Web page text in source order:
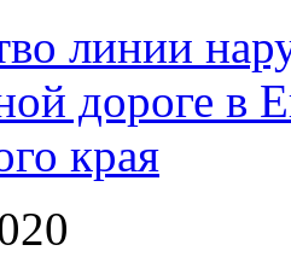
линии
дороге в
края